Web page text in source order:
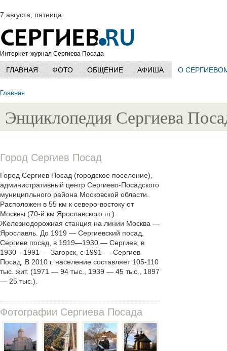
7 августа, пятница
Интернет-журнал Сергиева Посада
ГЛАВНАЯ ФОТО ОБЩЕНИЕ АФИША О
Главная
Энциклопедия Сергиева
Город Сергиев Посад
Город Сергиев Посад (городское поселение),
административный центр Сергиево-Посадского
муниципльного района Московской области.
Расположен в 55 км к северо-востоку от
Москвы (70-й км Ярославского ш.).
Железнодорожная станция на линии Москва —
Ярославль. До 1919 — Сергиевский посад,
Сергиев посад, в 1919—1930 — Сергиев, в
1930—1991 — Загорск, с 1991 — Сергиев
Посад. В 2010 г. население составляет 105-110
тыс. жит. (1971 — 94 тыс., 1939 — 45 тыс., 1897
— 25 тыс.).
Фотографии Сергиева Посада